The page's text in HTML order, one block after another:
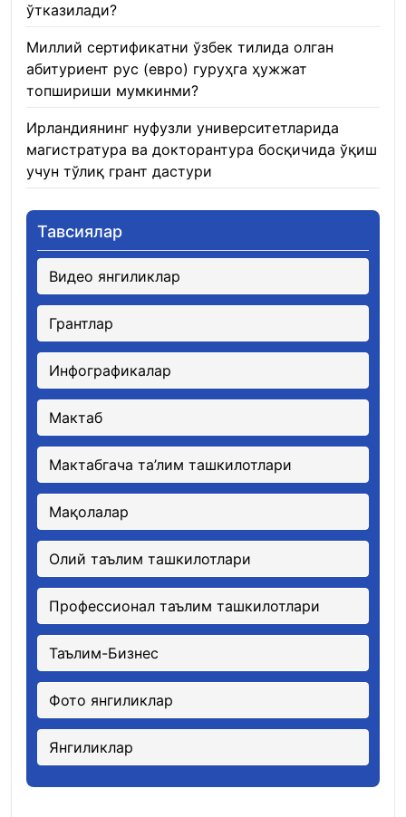
ўтказилади?
Миллий сертификатни ўзбек тилида олган
абитуриент рус (евро) гуруҳга ҳужжат
топшириши мумкинми?
Ирландиянинг нуфузли университетларида
магистратура ва докторантура босқичида ўқиш
учун тўлиқ грант дастури
Тавсиялар
Видео янгиликлар
Грантлар
Инфографикалар
Мактаб
Мактабгача та’лим ташкилотлари
Мақолалар
Олий таълим ташкилотлари
Профессионал таълим ташкилотлари
Таълим-Бизнес
Фото янгиликлар
Янгиликлар